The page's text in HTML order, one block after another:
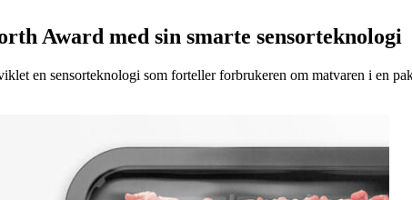
Award med sin smarte sensorteknologi
en sensorteknologi som forteller forbrukeren om matvaren i en